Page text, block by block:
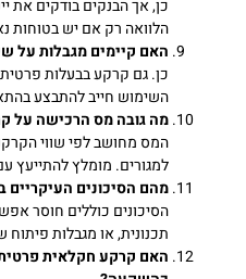
כן, אך הבנקים בודקים את
הלוואה רק אם יש בטוחות
האם קיימים מגבלות על
כן. גם קרקע בבעלות פרטית
השימוש חייב להתבצע
מה גובה מס הרכישה על
המס מחושב לפי שווי
למגורים. מומלץ להתייעץ
מהם הסיכונים
הסיכונים כוללים חוסר
תכנונית, או מגבלות
האם קרקע חקלאית